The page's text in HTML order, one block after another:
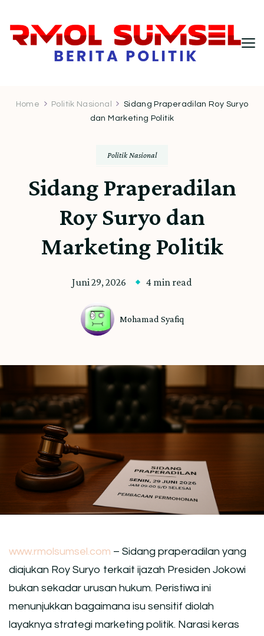
Indonesia untuk Pembaca Kritis
Home Politik Nasional
Sidang Praperadilan Roy Suryo
dan Marketing Politik
Politik Nasional
Sidang Praperadilan
Roy Suryo dan
Marketing Politik
Juni 29, 2026 4 min read
Mohamad Syafiq
www.rmolsumsel.com – Sidang praperadilan yang
diajukan Roy Suryo terkait ijazah Presiden Jokowi
bukan sekadar urusan hukum. Peristiwa ini
menunjukkan bagaimana isu sensitif diolah
layaknya strategi marketing politik. Narasi keras